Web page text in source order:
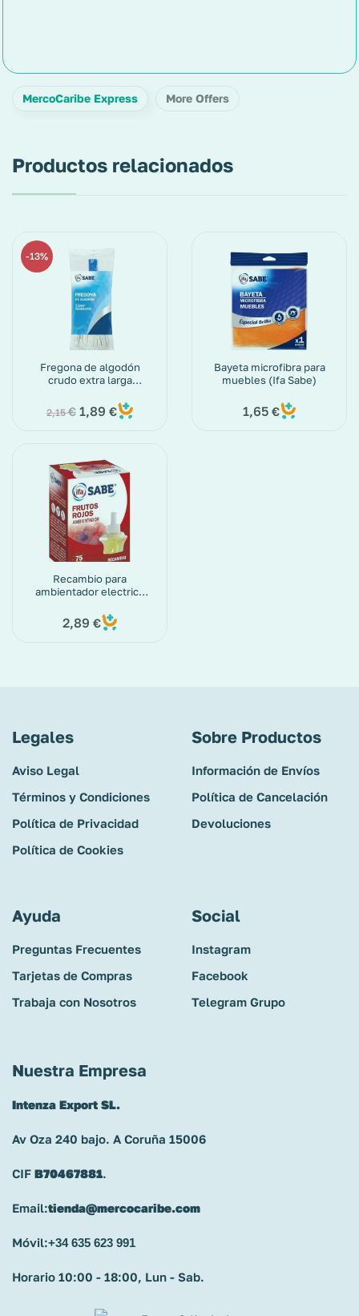
MercoCaribe Express More Offers
Productos relacionados
13%
Fregona de algodón
crudo extra larga
2,15€ 1,89 €
Bayeta microfibra para
muebles (Ifa Sabe)
1,65 €
Recambio para
ambientador electrico
25 cc
2,89 €
Legales
Aviso Legal
Términos y Condiciones
Política de Privacidad
Política de Cookies
Sobre Productos
Información de Envíos
Política de Cancelación
Devoluciones
Ayuda
Preguntas Frecuentes
Tarjetas de Compras
Trabaja con Nosotros
Social
Instagram
Facebook
Telegram Grupo
Nuestra Empresa
Intenza Export SL.
Av Oza 240 bajo. A Coruña 15006
CIF B70467881.
Email:tienda@mercocaribe.com
Móvil:+34 635 623 991
Horario 10:00 - 18:00, Lun - Sab.